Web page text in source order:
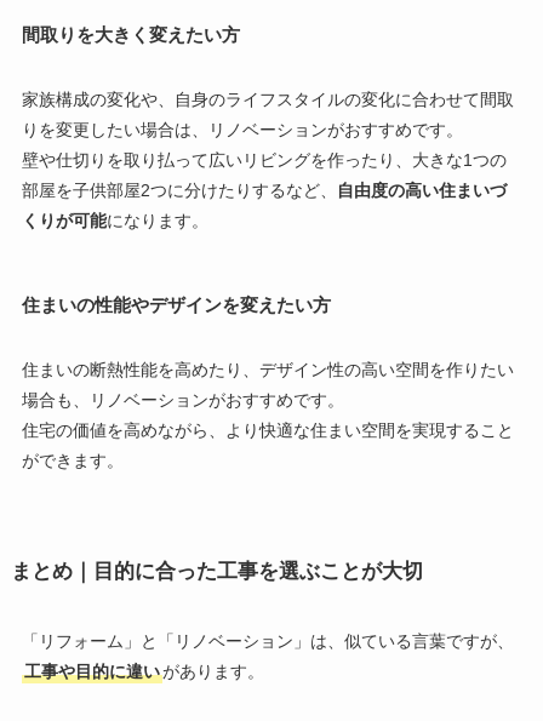
間取りを大きく変えたい方
家族構成の変化や、自身のライフスタイルの変化に合わせて間取
りを変更したい場合は、リノベーションがおすすめです。
壁や仕切りを取り払って広いリビングを作ったり、大きな1つの
部屋を子供部屋2つに分けたりするなど、
自由度の高い住まいづ
くりが可能になります。
住まいの性能やデザインを変えたい方
住まいの断熱性能を高めたり、デザイン性の高い空間を作りたい
場合も、リノベーションがおすすめです。
住宅の価値を高めながら、より快適な住まい空間を実現すること
ができます。
まとめ｜目的に合った工事を選ぶことが大切
「リフォーム」と「リノベーション」は、似ている言葉ですが、
工事や目的に違いがあります。